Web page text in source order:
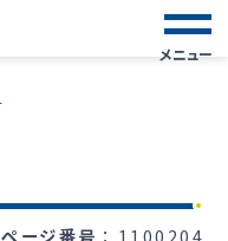
メニュー
ページ番号
1100204